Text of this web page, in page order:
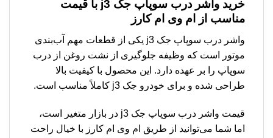
خرید واشر درب سوپاپ جک j3 با قیمت
مناسب از ام وی ام کارز
واشر درب سوپاپ جک j3 یکی از قطعات مهم آب‌بندی
موتور است که وظیفه جلوگیری از نشت روغن از درب
سوپاپ را بر عهده دارد. این محصول با کیفیت بالا
طراحی شده و برای خودرو جک j3 کاملاً مناسب است.
قیمت واشر درب سوپاپ جک j3 در بازار متغیر است،
اما شما می‌توانید از طریق ام وی ام کارز با خیال راحت